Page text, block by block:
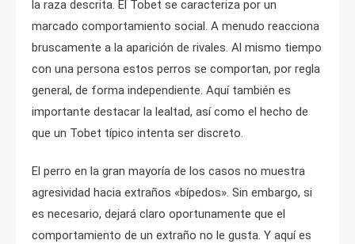
la raza descrita. El Tobet se caracteriza por un
marcado comportamiento social. A menudo reacciona
bruscamente a la aparición de rivales. Al mismo tiempo
con una persona estos perros se comportan, por regla
general, de forma independiente. Aquí también es
importante destacar la lealtad, así como el hecho de
que un Tobet típico intenta ser discreto.
El perro en la gran mayoría de los casos no muestra
agresividad hacia extraños «bípedos». Sin embargo, si
es necesario, dejará claro oportunamente que el
comportamiento de un extraño no le gusta. Y aquí es